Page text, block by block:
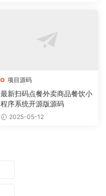
项目源码
最新扫码点餐外卖商品餐饮小
程序系统开源版源码
2025-05-12